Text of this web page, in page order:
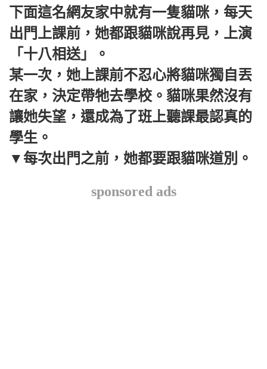
下面這名網友家中就有一隻貓咪，每天
出門上課前，她都跟貓咪說再見，上演
「十八相送」。
某一次，她上課前不忍心將貓咪獨自丟
在家，決定帶牠去學校。貓咪果然沒有
讓她失望，還成為了班上聽課最認真的
學生。
▼每次出門之前，她都要跟貓咪道別。
sponsored ads